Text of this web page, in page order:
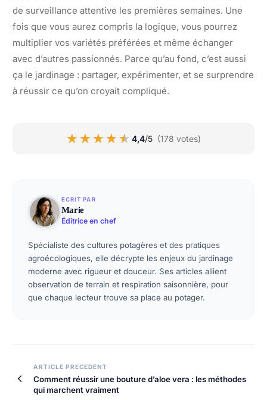
de surveillance attentive les premières semaines. Une
fois que vous aurez compris la logique, vous pourrez
multiplier vos variétés préférées et même échanger
avec d’autres passionnés. Parce qu’au fond, c’est aussi
ça le jardinage : partager, expérimenter, et se surprendre
à réussir ce qu’on croyait compliqué.
★★★★★
★★★★★ 4,4/5 (178 votes)
ECRIT PAR
Marie
Éditrice en chef
Spécialiste des cultures potagères et des pratiques
agroécologiques, elle décrypte les enjeux du jardinage
moderne avec rigueur et douceur. Ses articles allient
observation de terrain et respiration saisonnière, pour
que chaque lecteur trouve sa place au potager.
Navigation
de
ARTICLE PRECEDENT
Comment réussir une bouture d’aloe vera : les méthodes
qui marchent vraiment